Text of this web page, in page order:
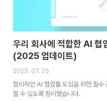
우리 회사에 적합한 AI 협
(2025 업데이트)
2025. 07. 25
합리적인 AI 협업툴 도입을 위한 필
할 수 있도록 정리했습니다.